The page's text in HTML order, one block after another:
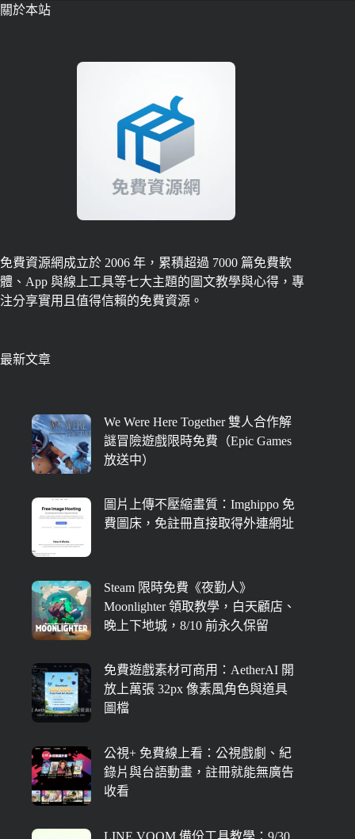
關於本站
免費資源網成立於 2006 年，累積超過 7000 篇免費軟
體、App 與線上工具等七大主題的圖文教學與心得，專
注分享實用且值得信賴的免費資源。
最新文章
We Were Here Together 雙人合作解
謎冒險遊戲限時免費（Epic Games
放送中）
圖片上傳不壓縮畫質：Imghippo 免
費圖床，免註冊直接取得外連網址
Steam 限時免費《夜勤人》
Moonlighter 領取教學，白天顧店、
晚上下地城，8/10 前永久保留
免費遊戲素材可商用：AetherAI 開
放上萬張 32px 像素風角色與道具
圖檔
公視+ 免費線上看：公視戲劇、紀
錄片與台語動畫，註冊就能無廣告
收看
LINE VOOM 備份工具教學：9/30